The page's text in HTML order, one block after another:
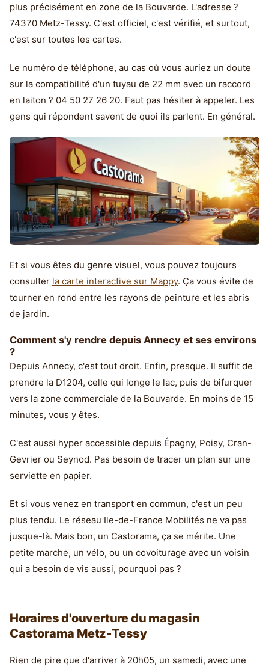
plus précisément en zone de la Bouvarde. L'adresse ?
74370 Metz-Tessy. C'est officiel, c'est vérifié, et surtout,
c'est sur toutes les cartes.
Le numéro de téléphone, au cas où vous auriez un doute
sur la compatibilité d'un tuyau de 22 mm avec un raccord
en laiton ? 04 50 27 26 20. Faut pas hésiter à appeler. Les
gens qui répondent savent de quoi ils parlent. En général.
Et si vous êtes du genre visuel, vous pouvez toujours
consulter la carte interactive sur Mappy. Ça vous évite de
tourner en rond entre les rayons de peinture et les abris
de jardin.
Comment s'y rendre depuis Annecy et ses environs
?
Depuis Annecy, c'est tout droit. Enfin, presque. Il suffit de
prendre la D1204, celle qui longe le lac, puis de bifurquer
vers la zone commerciale de la Bouvarde. En moins de 15
minutes, vous y êtes.
C'est aussi hyper accessible depuis Épagny, Poisy, Cran-
Gevrier ou Seynod. Pas besoin de tracer un plan sur une
serviette en papier.
Et si vous venez en transport en commun, c'est un peu
plus tendu. Le réseau Ile-de-France Mobilités ne va pas
jusque-là. Mais bon, un Castorama, ça se mérite. Une
petite marche, un vélo, ou un covoiturage avec un voisin
qui a besoin de vis aussi, pourquoi pas ?
Horaires d'ouverture du magasin
Castorama Metz-Tessy
Rien de pire que d'arriver à 20h05, un samedi, avec une